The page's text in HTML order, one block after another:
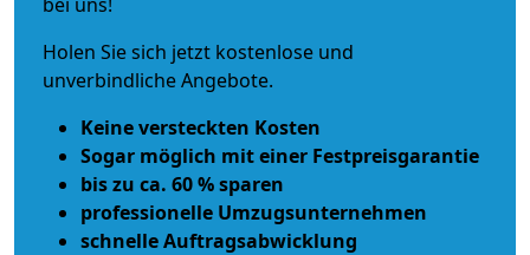
Holen Sie sich jetzt kostenlose und
unverbindliche Angebote.
Keine versteckten Kosten
Sogar möglich mit einer Festpreisgarantie
bis zu ca. 60 % sparen
professionelle Umzugsunternehmen
schnelle Auftragsabwicklung